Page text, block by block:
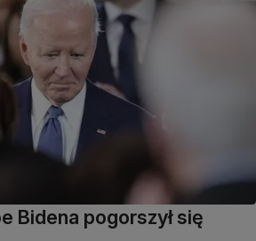
Bidena pogorszył się